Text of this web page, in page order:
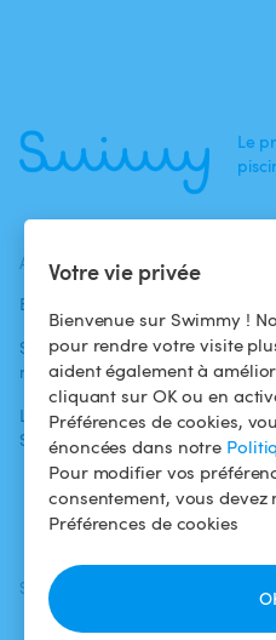
Votre vie privée
Bienvenue sur Swimmy !
pour rendre votre visite
aident également à
cliquant sur OK ou en
Préférences de cookies,
énoncées dans notre
Pour modifier vos
consentement, vous devez
Préférences de cookies
Le
ACTUALITÉS
Blog
Swimmy dans les
médias
L'aventure
Swimmy
Pour les
Louer
marche ?
SUIVEZ-NOUS
Facebook